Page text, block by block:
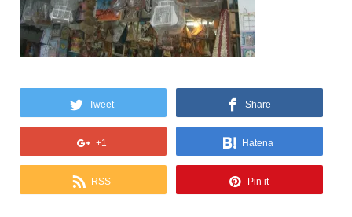
Tweet Share
+1 Hatena
RSS Pin it